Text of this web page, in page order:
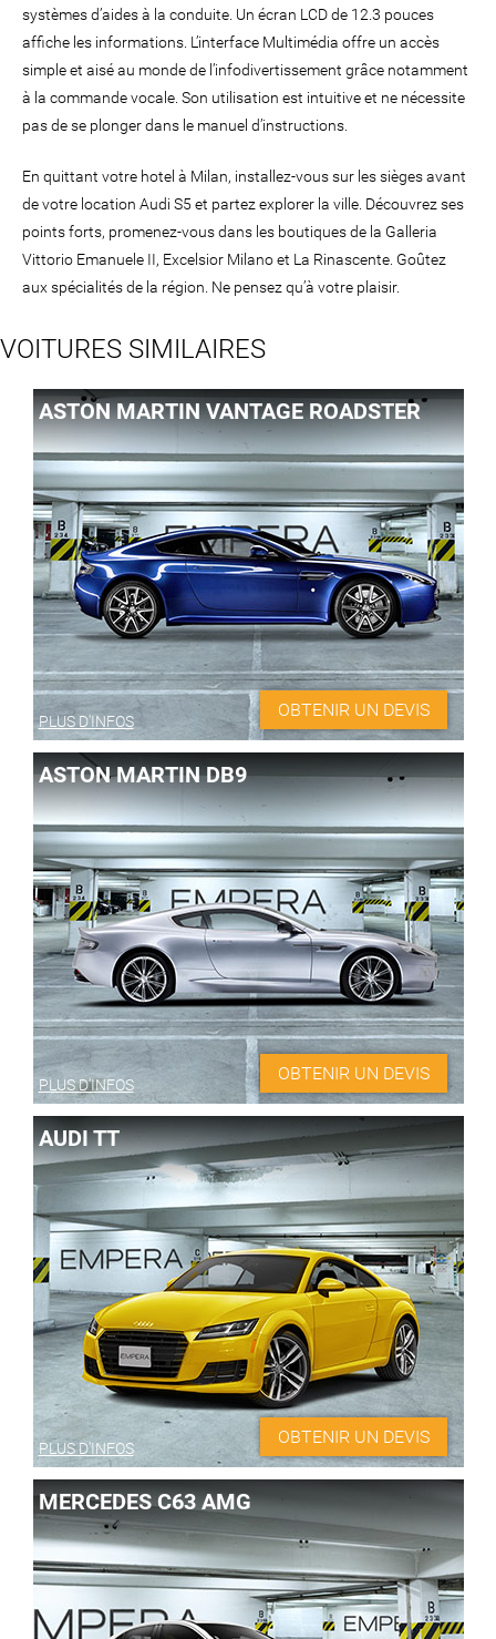
systèmes d’aides à la conduite. Un écran LCD de 12.3 pouces
affiche les informations. L’interface Multimédia offre un accès
simple et aisé au monde de l’infodivertissement grâce notamment
à la commande vocale. Son utilisation est intuitive et ne nécessite
pas de se plonger dans le manuel d’instructions.
En quittant votre hotel à Milan, installez-vous sur les sièges avant
de votre location Audi S5 et partez explorer la ville. Découvrez ses
points forts, promenez-vous dans les boutiques de la Galleria
Vittorio Emanuele II, Excelsior Milano et La Rinascente. Goûtez
aux spécialités de la région. Ne pensez qu’à votre plaisir.
VOITURES SIMILAIRES
ASTON MARTIN VANTAGE ROADSTER
PLUS D'INFOS
OBTENIR UN DEVIS
ASTON MARTIN DB9
PLUS D'INFOS
OBTENIR UN DEVIS
AUDI TT
PLUS D'INFOS
OBTENIR UN DEVIS
MERCEDES C63 AMG